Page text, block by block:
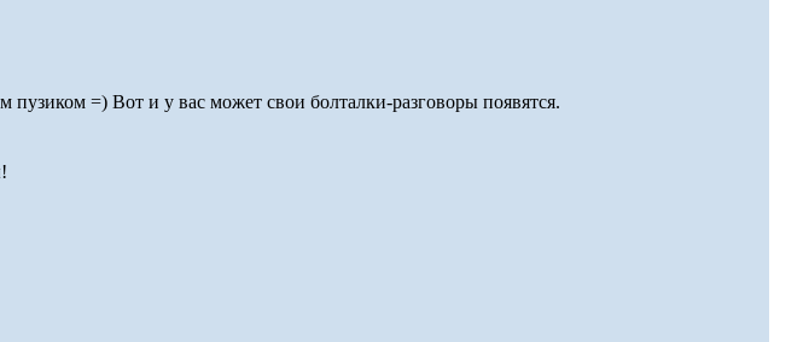
=) Вот и у вас может свои болталки-разговоры появятся.